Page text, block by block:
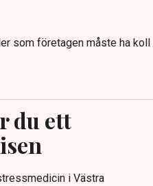
som företagen måste ha koll
du ett
i Västra